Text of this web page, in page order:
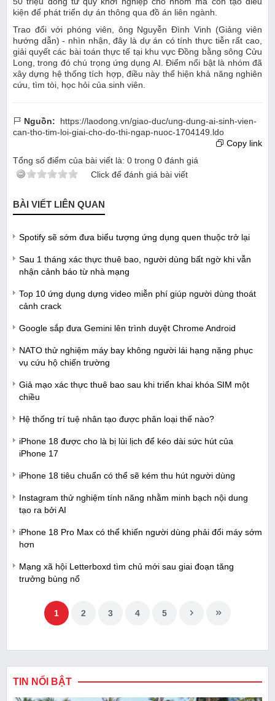
kiện để phát triển dự án thông qua đồ án liên ngành.
Trao đổi với phóng viên, ông Nguyễn Đình Vinh (Giảng viên
hướng dẫn) - nhìn nhận, đây là dự án có tính thực tiễn rất cao,
giải quyết các bài toán thực tế tại khu vực Đồng bằng sông Cửu
Long, trong đó chú trọng ứng dụng AI. Điểm nổi bật là nhóm đã
xây dựng hệ thống tích hợp, điều này thể hiện khả năng nghiên
cứu, tìm tòi, học hỏi của sinh viên.
Nguồn:
https://laodong.vn/giao-duc/ung-dung-ai-sinh-vien-
can-tho-tim-loi-giai-cho-do-thi-ngap-nuoc-1704149.ldo
Copy link
Tổng số điểm của bài viết là: 0 trong 0 đánh giá
Click để đánh giá bài viết
BÀI VIẾT LIÊN QUAN
Spotify sẽ sớm đưa biểu tượng ứng dụng quen thuộc trở lại
Sau 1 tháng xác thực thuê bao, người dùng bất ngờ khi vẫn
nhận cảnh báo từ nhà mạng
Top 10 ứng dụng dựng video miễn phí giúp người dùng thoát
cảnh crack
Google sắp đưa Gemini lên trình duyệt Chrome Android
NATO thử nghiệm máy bay không người lái hạng nặng phục
vụ cứu hộ chiến trường
Giả mạo xác thực thuê bao sau khi triển khai khóa SIM một
chiều
Hệ thống trí tuệ nhân tạo được phân loại thế nào?
iPhone 18 được cho là bị lùi lịch để kéo dài sức hút của
iPhone 17
iPhone 18 tiêu chuẩn có thể sẽ kém thu hút người dùng
Instagram thử nghiệm tính năng nhằm minh bạch nội dung
tạo ra bởi AI
iPhone 18 Pro Max có thể khiến người dùng phải đổi máy sớm
hơn
Mạng xã hội Letterboxd tìm chủ mới sau giai đoạn tăng
trưởng bùng nổ
1 2 3 4 5
TIN NỔI BẬT